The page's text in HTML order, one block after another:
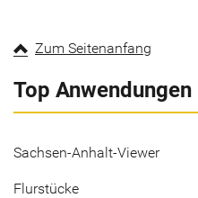
Zum Seitenanfang
Top Anwendungen
Sachsen-Anhalt-Viewer
Flurstücke